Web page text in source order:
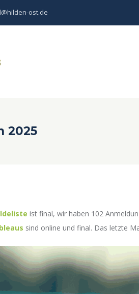
ost.de
2025
ist final, wir haben 102
sind online und final. Das letzte